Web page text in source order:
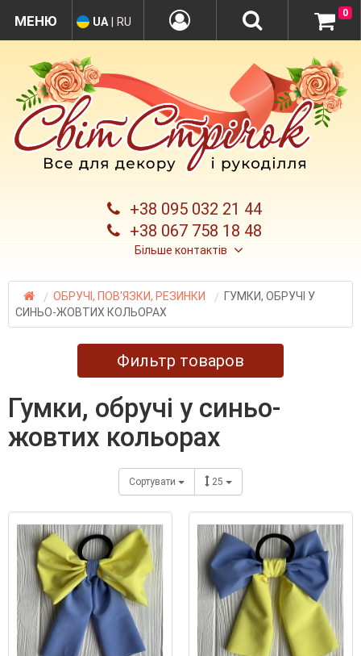
+38 095 032 21 44
+38 067 758 18 48
Більше контактів
UA RU
0
ОБРУЧІ, ПОВ'ЯЗКИ, РЕЗИНКИ
ГУМКИ, ОБРУЧІ У
СИНЬО-ЖОВТИХ КОЛЬОРАХ
Фильтр товаров
гумки, обручі у синьо-
жовтих кольорах
Сортувати 25